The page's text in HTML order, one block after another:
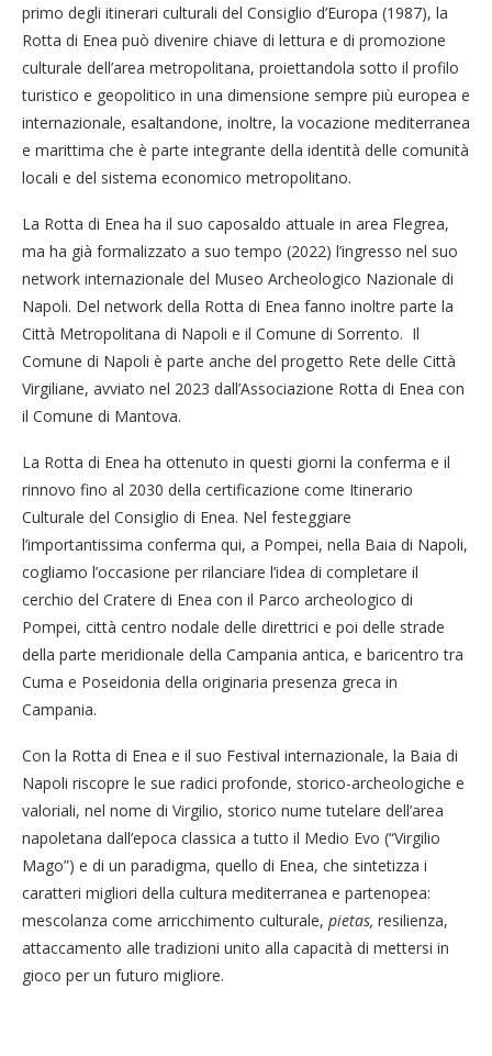
primo degli itinerari culturali del Consiglio d’Europa (1987), la
Rotta di Enea può divenire chiave di lettura e di promozione
culturale dell’area metropolitana, proiettandola sotto il profilo
turistico e geopolitico in una dimensione sempre più europea e
internazionale, esaltandone, inoltre, la vocazione mediterranea
e marittima che è parte integrante della identità delle comunità
locali e del sistema economico metropolitano.
La Rotta di Enea ha il suo caposaldo attuale in area Flegrea,
ma ha già formalizzato a suo tempo (2022) l’ingresso nel suo
network internazionale del Museo Archeologico Nazionale di
Napoli. Del network della Rotta di Enea fanno inoltre parte la
Città Metropolitana di Napoli e il Comune di Sorrento. Il
Comune di Napoli è parte anche del progetto Rete delle Città
Virgiliane, avviato nel 2023 dall’Associazione Rotta di Enea con
il Comune di Mantova.
La Rotta di Enea ha ottenuto in questi giorni la conferma e il
rinnovo fino al 2030 della certificazione come Itinerario
Culturale del Consiglio di Enea. Nel festeggiare
l’importantissima conferma qui, a Pompei, nella Baia di Napoli,
cogliamo l’occasione per rilanciare l’idea di completare il
cerchio del Cratere di Enea con il Parco archeologico di
Pompei, città centro nodale delle direttrici e poi delle strade
della parte meridionale della Campania antica, e baricentro tra
Cuma e Poseidonia della originaria presenza greca in
Campania.
Con la Rotta di Enea e il suo Festival internazionale, la Baia di
Napoli riscopre le sue radici profonde, storico-archeologiche e
valoriali, nel nome di Virgilio, storico nume tutelare dell’area
napoletana dall’epoca classica a tutto il Medio Evo (“Virgilio
Mago”) e di un paradigma, quello di Enea, che sintetizza i
caratteri migliori della cultura mediterranea e partenopea:
mescolanza come arricchimento culturale, pietas, resilienza,
attaccamento alle tradizioni unito alla capacità di mettersi in
gioco per un futuro migliore.